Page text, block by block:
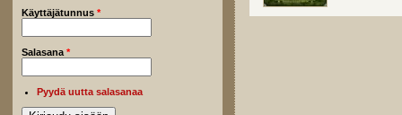
Käyttäjätunnus *
Salasana *
Pyydä uutta salasanaa